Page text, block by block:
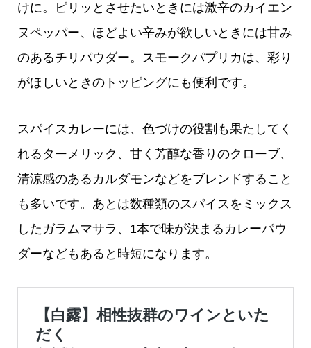
けに。ピリッとさせたいときには激辛のカイエン
ヌペッパー、ほどよい辛みが欲しいときには甘み
のあるチリパウダー。スモークパプリカは、彩り
がほしいときのトッピングにも便利です。
スパイスカレーには、色づけの役割も果たしてく
れるターメリック、甘く芳醇な香りのクローブ、
清涼感のあるカルダモンなどをブレンドすること
も多いです。あとは数種類のスパイスをミックス
したガラムマサラ、1本で味が決まるカレーパウ
ダーなどもあると時短になります。